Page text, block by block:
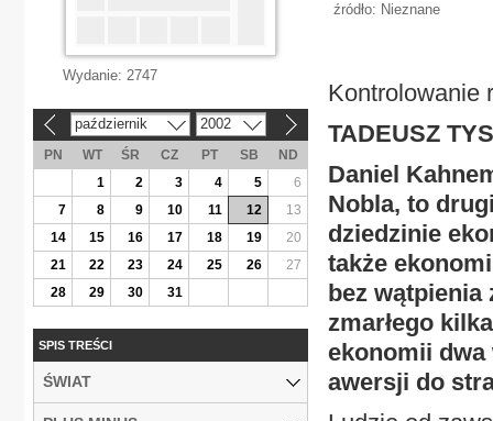
źródło: Nieznane
Kontrolowanie
TADEUSZ
Daniel
Nobla, to
dziedzinie
także
bez wątpienia
zmarłego
ekonomii
awersji do
Wydanie: 2747
październik 2002
PN WT ŚR CZ PT SB
ND
1
2 3 4 5
6
7
8 9 10 11 12
13
14
15 16 17 18 19
20
21
22 23 24 25 26
27
28
29 30 31
SPIS TREŚCI
ŚWIAT